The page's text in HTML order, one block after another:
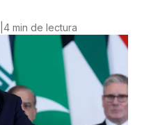
4 min de lectura